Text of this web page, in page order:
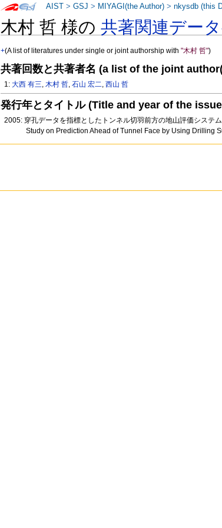
木村 哲 様の共著関連デー
+(A list of literatures under single or joint authorship with"木村 哲")
共著回数と共著者名 (a list of the joint
1:大西 有三,木村 哲,石山 宏二,西山 哲
発行年とタイトル (Title and year of the
2005: 穿孔データを指標としたトンネル切羽前方の地山評価システ
Study on Prediction Ahead of Tunnel Face by Using Drilling
AIST >GSJ > MIYAGI(the Author) >nkysdb (this